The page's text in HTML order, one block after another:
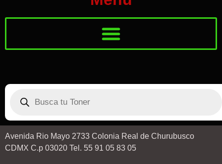
Avenida Rio Mayo 2733 Colonia Real de Churubusco
CDMX C.p 03020 Tel. 55 91 05 83 05